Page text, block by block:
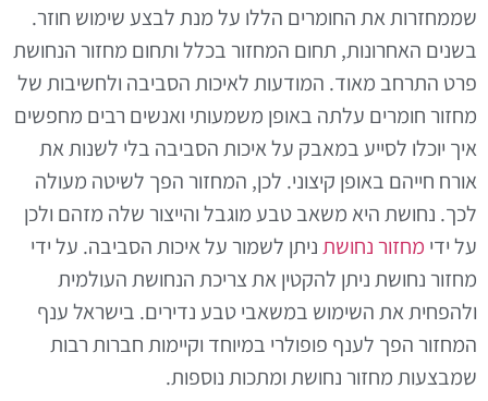
שממחזרות את החומרים הללו על מנת לבצע שימוש חוזר.
בשנים האחרונות, תחום המחזור בכלל ותחום מחזור הנחושת
פרט התרחב מאוד. המודעות לאיכות הסביבה ולחשיבות של
מחזור חומרים עלתה באופן משמעותי ואנשים רבים מחפשים
איך יוכלו לסייע במאבק על איכות הסביבה בלי לשנות את
אורח חייהם באופן קיצוני. לכן, המחזור הפך לשיטה מעולה
לכך. נחושת היא משאב טבע מוגבל והייצור שלה מזהם ולכן
על ידי מחזור נחושתניתן לשמור על איכות הסביבה. על ידי
מחזור נחושת ניתן להקטין את צריכת הנחושת העולמית
ולהפחית את השימוש במשאבי טבע נדירים. בישראל ענף
המחזור הפך לענף פופולרי במיוחד וקיימות חברות רבות
שמבצעות מחזור נחושת ומתכות נוספות.